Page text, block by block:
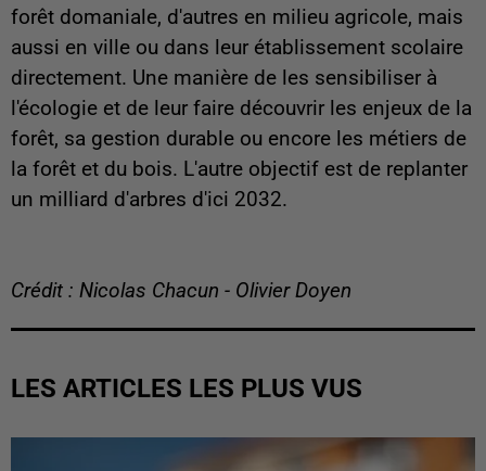
forêt domaniale, d'autres en milieu agricole, mais
aussi en ville ou dans leur établissement scolaire
directement. Une manière de les sensibiliser à
l'écologie et de leur faire découvrir les enjeux de la
forêt, sa gestion durable ou encore les métiers de
la forêt et du bois. L'autre objectif est de replanter
un milliard d'arbres d'ici 2032.
Crédit : Nicolas Chacun - Olivier Doyen
LES ARTICLES LES PLUS VUS